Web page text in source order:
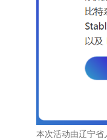
本次活动由辽宁